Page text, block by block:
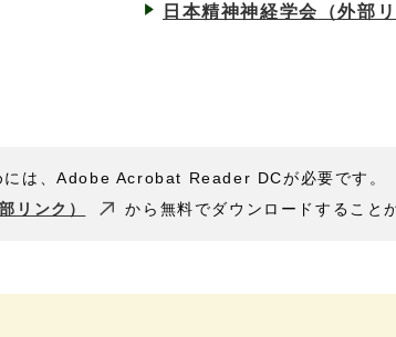
日本精神神経学会 （外部
には、Adobe Acrobat Reader DCが必要です。
リンク）
から無料でダウンロードすること